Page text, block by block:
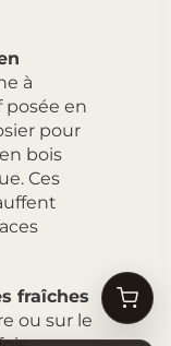
à
posée en
pour
bois
Ces
fraîches
ou sur le